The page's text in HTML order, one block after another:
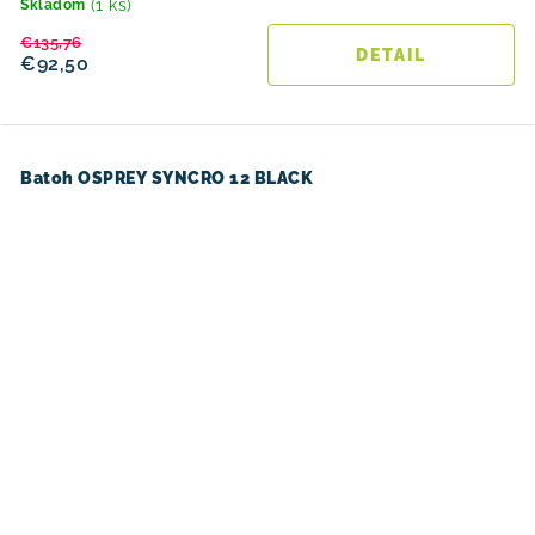
Skladom (1 ks)
€92,50
€135,76
DETAIL
Batoh OSPREY SYNCRO 12 BLACK